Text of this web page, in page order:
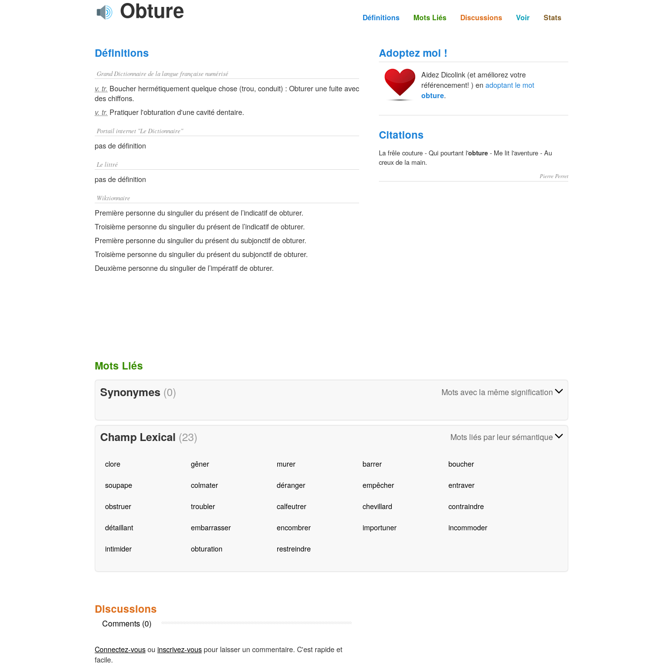
Obture Définitions Mots Liés Discussions Voir Stats
Définitions
Grand Dictionnaire de la langue française numérisé
v. tr. Boucher hermétiquement quelque chose (trou, conduit) : Obturer une fuite avec
des chiffons.
v. tr. Pratiquer l'obturation d'une cavité dentaire.
Portail internet "Le Dictionnaire"
pas de définition
Le littré
pas de définition
Wiktionnaire
Première personne du singulier du présent de l’indicatif de obturer.
Troisième personne du singulier du présent de l’indicatif de obturer.
Première personne du singulier du présent du subjonctif de obturer.
Troisième personne du singulier du présent du subjonctif de obturer.
Deuxième personne du singulier de l’impératif de obturer.
Adoptez moi !
Aidez Dicolink (et améliorez votre
référencement! ) en adoptant le mot
obture.
Citations
La frêle couture - Qui pourtant l'obture - Me lit l'aventure - Au
creux de la main.
Pierre Perret
Mots Liés
Synonymes (0) Mots avec la même signification
Champ Lexical (23) Mots liés par leur sémantique
clore gêner murer barrer boucher
soupape colmater déranger empêcher entraver
obstruer troubler calfeutrer chevillard contraindre
détaillant embarrasser encombrer importuner incommoder
intimider obturation restreindre
Discussions
Comments (0)
Connectez-vousou inscrivez-vouspour laisser un commentaire. C'est rapide et
facile.